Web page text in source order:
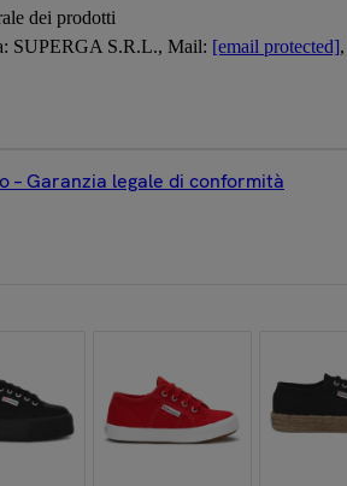
dei prodotti
SUPERGA S.R.L., Mail: [email protected]
– Garanzia legale di conformità